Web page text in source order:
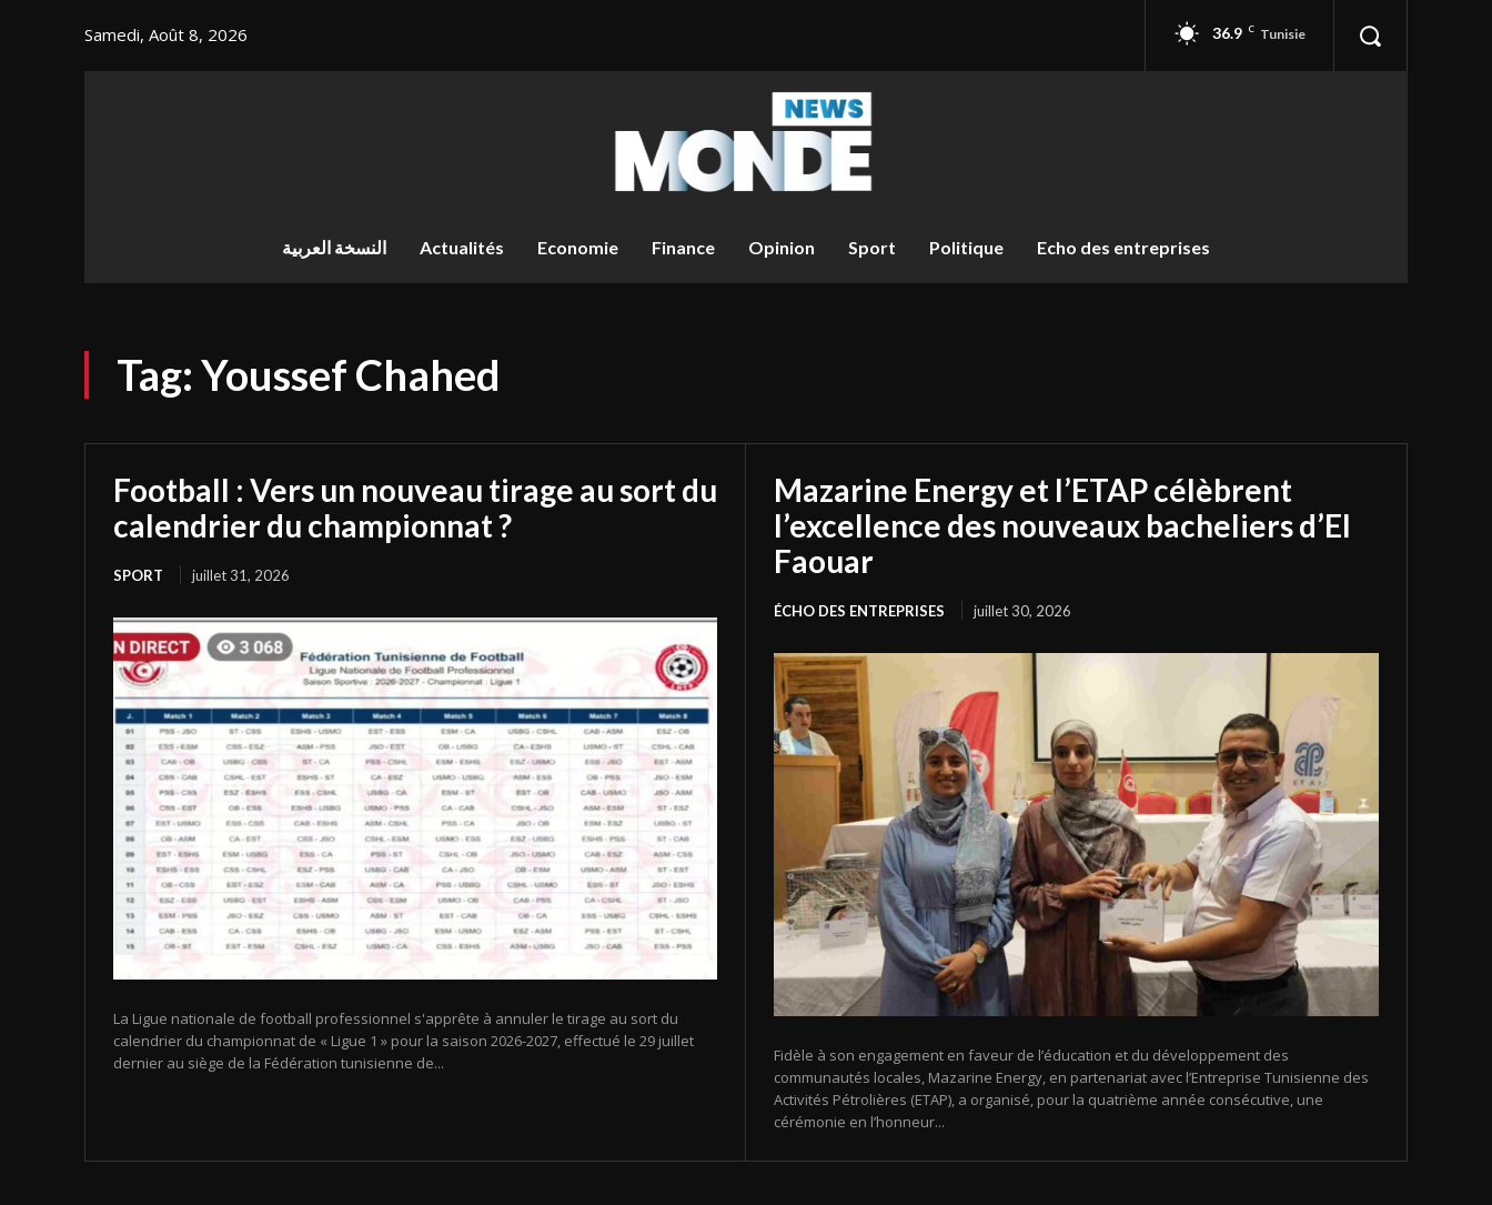
Samedi, Août 8, 2026 36.9 C Tunisie
النسخة العربية Actualités Economie Finance Opinion Sport Politique Echo des entreprises
Tag:Youssef Chahed
Football : Vers un nouveau tirage au sort du
calendrier du championnat ?
SPORT juillet 31, 2026
La Ligue nationale de football professionnel s'apprête à annuler le tirage au sort du
calendrier du championnat de « Ligue 1 » pour la saison 2026-2027, effectué le 29 juillet
dernier au siège de la Fédération tunisienne de...
Mazarine Energy et l’ETAP célèbrent
l’excellence des nouveaux bacheliers d’El
Faouar
ÉCHO DES ENTREPRISES juillet 30, 2026
Fidèle à son engagement en faveur de l’éducation et du développement des
communautés locales, Mazarine Energy, en partenariat avec l’Entreprise Tunisienne des
Activités Pétrolières (ETAP), a organisé, pour la quatrième année consécutive, une
cérémonie en l’honneur...